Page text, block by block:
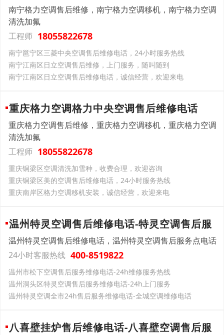
南宁格力空调售后维修，南宁格力空调移机，南宁格力空调
清洗加氟
工程师 18055822678
南宁邕宁区三菱中央空调售后维修电话，24小时服务热线
南宁江南区日立空调售后维修，上门服务，随叫随到
南宁江南区日立空调售后维修电话，诚信经营，欢迎来电
重庆格力空调格力中央空调售后维修电话
重庆格力空调售后维修，重庆格力空调移机，重庆格力空调
清洗加氟
工程师 18055822678
重庆铜梁区空调清洗加雪种，收费合理，欢迎咨询
重庆铜梁区美的空调售后维修电话，24小时服务热线
重庆南岸区格力空调移机安装，诚信经营，欢迎来电
温州特灵空调售后维修电话-特灵空调售后服
温州特灵空调售后维修电话，温州特灵空调售后服务点电话
24小时客服热线 400-8519822
温州市松下空调售后服务维修电话-24h维修服务热线
温州洞头区特灵空调售后服务维修电话-24h上门服务
温州特灵空调全市24h售后服务维修电话-全城空调维修电话
八喜壁挂炉售后维修电话-八喜壁空调售后服